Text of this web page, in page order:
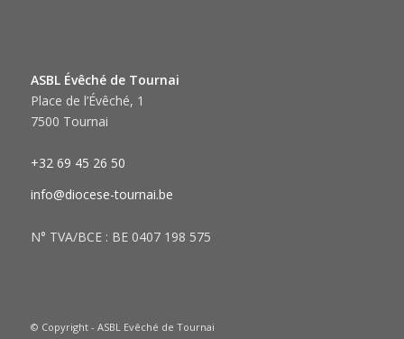
ASBL Évêché de Tournai
Place de l’Évêché, 1
7500 Tournai
+32 69 45 26 50
info@diocese-tournai.be
N° TVA/BCE : BE 0407 198 575
© Copyright - ASBL Evêché de Tournai